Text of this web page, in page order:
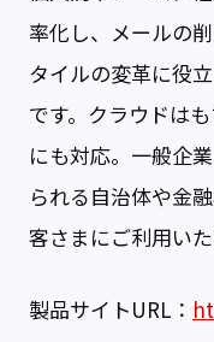
率化し、メールの
タイルの変革に役
です。クラウドは
にも対応。一般企
られる自治体や金
客さまにご利用いた
製品サイトURL：